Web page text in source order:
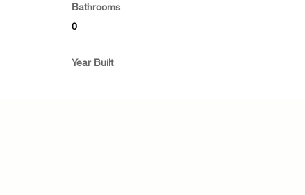
Bathrooms
0
Year Built